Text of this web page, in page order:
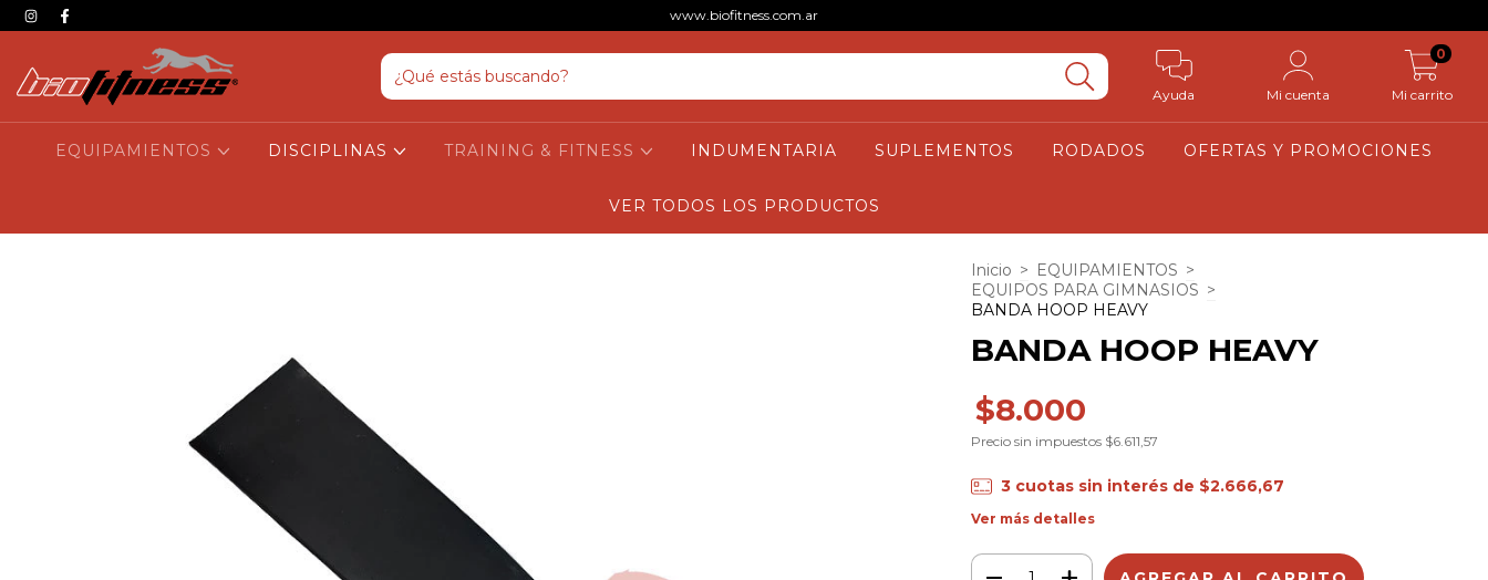
www.biofitness.com.ar
Ayuda Mi cuenta Mi carrito
0
EQUIPAMIENTOS DISCIPLINAS TRAINING & FITNESS INDUMENTARIA SUPLEMENTOS RODADOS OFERTAS Y PROMOCIONES
VER TODOS LOS PRODUCTOS
Inicio > EQUIPAMIENTOS >
EQUIPOS PARA GIMNASIOS >
BANDA HOOP HEAVY
BANDA HOOP HEAVY
$8.000
Precio sin impuestos $6.611,57
3 cuotas sin interés de $2.666,67
Ver más detalles